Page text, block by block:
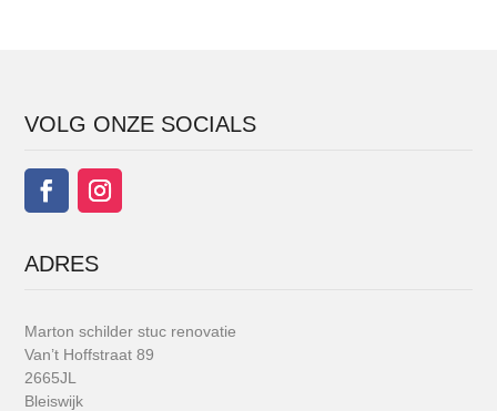
VOLG ONZE SOCIALS
ADRES
Marton schilder stuc renovatie
Van’t Hoffstraat 89
2665JL
Bleiswijk